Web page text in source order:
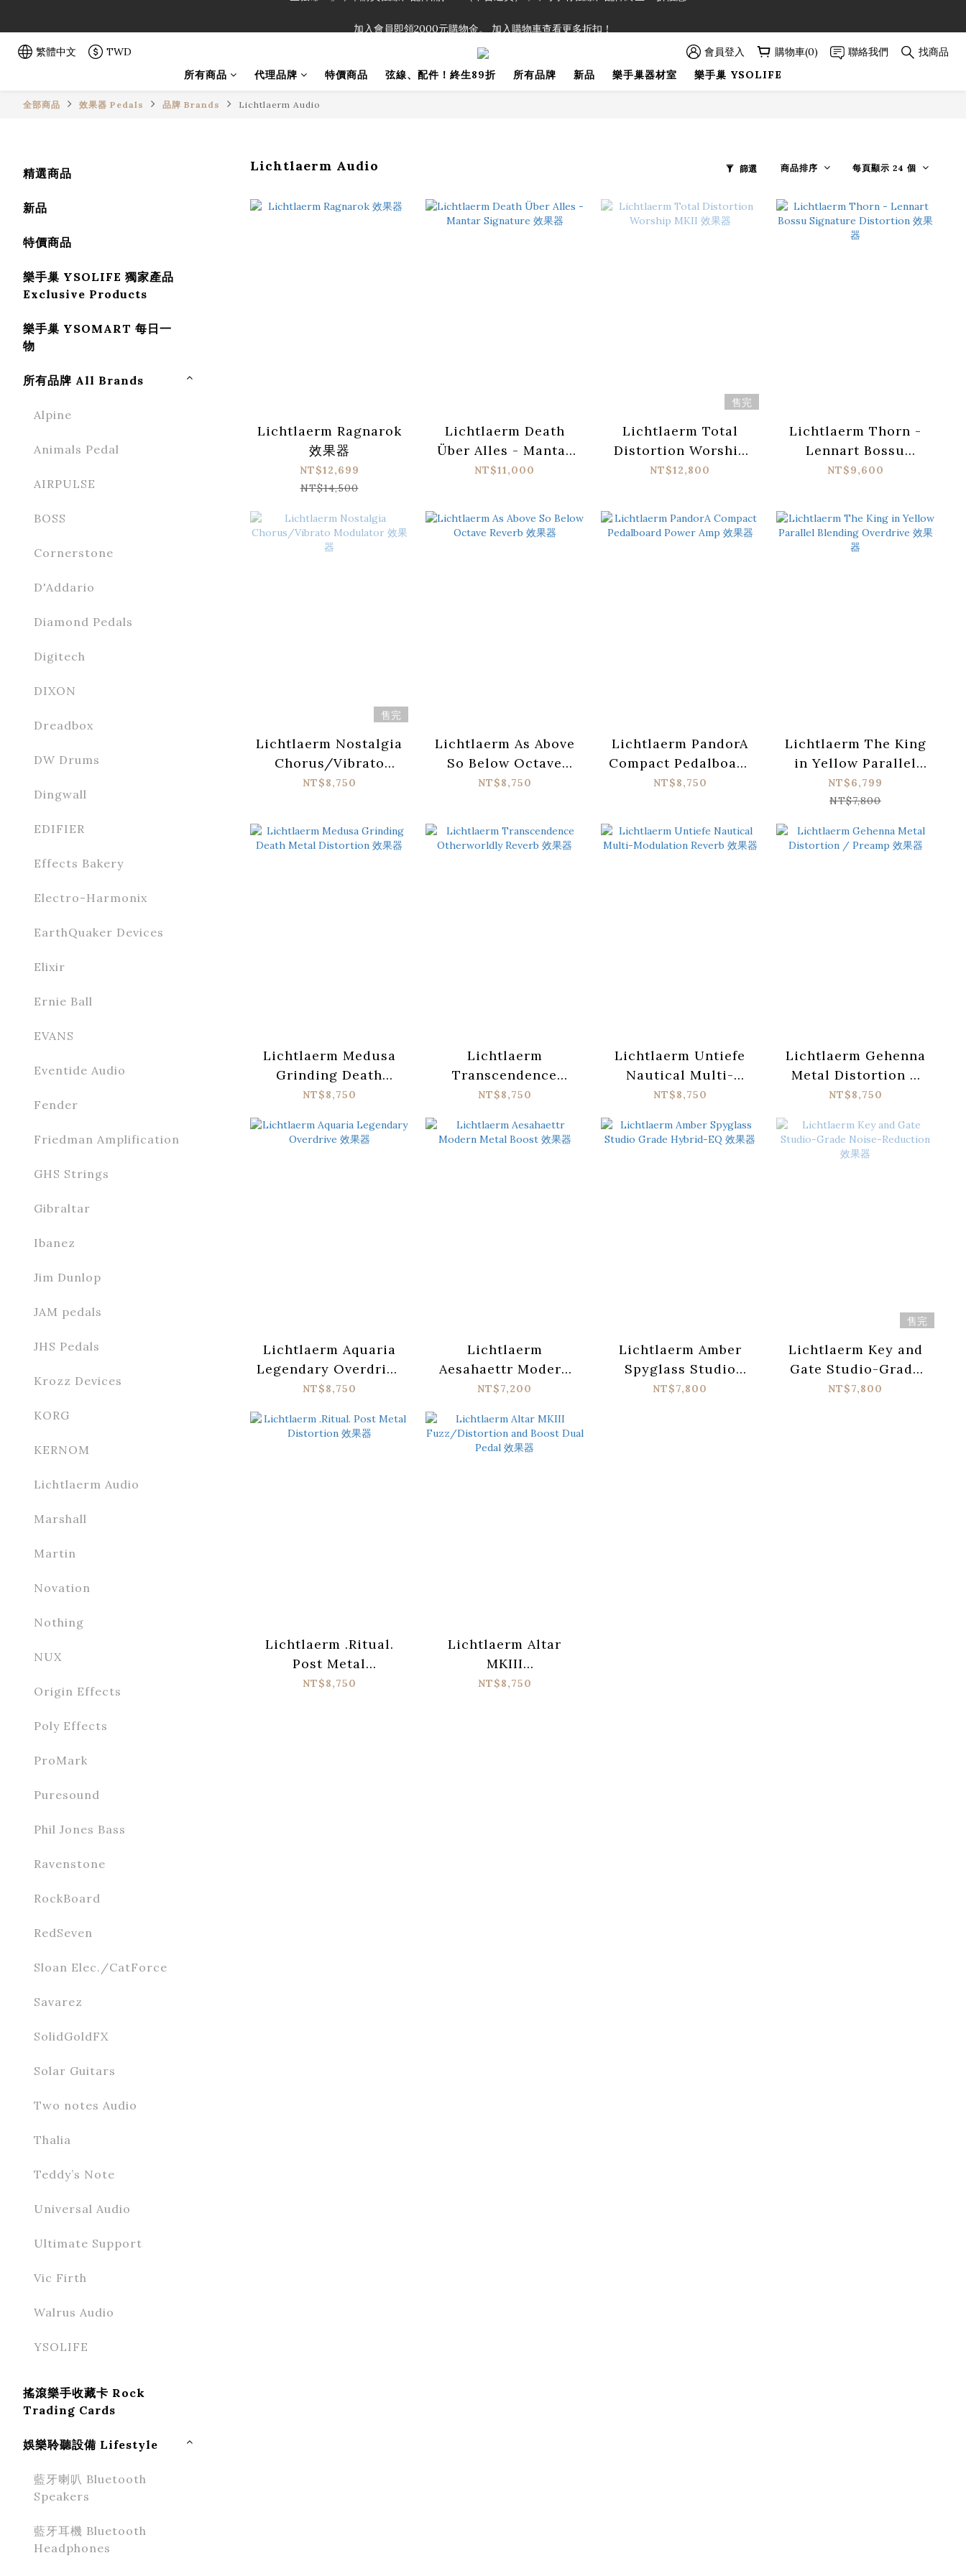
「一生弦命！」單筆購買弦線、配件滿$999（不含運費），即可享有弦線、配件終生89折優惠！
繁體中文 TWD 會員登入 購物車(0) 聯絡我們
找商品
所有商品
代理品牌 特價商品 弦線、配件！終生89折 所有品牌 新品 樂手巢器材室 樂手巢 YSOLIFE
全部商品 效果器 Pedals 品牌 Brands Lichtlaerm Audio
精選商品
新品
特價商品
樂手巢 YSOLIFE 獨家產品
Exclusive Products
樂手巢 YSOMART 每日一
物
所有品牌 All Brands
Alpine
Animals Pedal
AIRPULSE
BOSS
Cornerstone
D'Addario
Diamond Pedals
Digitech
DIXON
Dreadbox
DW Drums
Dingwall
EDIFIER
Effects Bakery
Electro-Harmonix
EarthQuaker Devices
Elixir
Ernie Ball
EVANS
Eventide Audio
Fender
Friedman Amplification
GHS Strings
Gibraltar
Ibanez
Jim Dunlop
JAM pedals
JHS Pedals
Krozz Devices
KORG
KERNOM
Lichtlaerm Audio
Marshall
Martin
Novation
Nothing
NUX
Origin Effects
Poly Effects
ProMark
Puresound
Phil Jones Bass
Ravenstone
RockBoard
RedSeven
Sloan Elec./CatForce
Savarez
SolidGoldFX
Solar Guitars
Two notes Audio
Thalia
Teddy’s Note
Universal Audio
Ultimate Support
Vic Firth
Walrus Audio
YSOLIFE
搖滾樂手收藏卡 Rock
Trading Cards
娛樂聆聽設備 Lifestyle
藍牙喇叭 Bluetooth
Speakers
藍牙耳機 Bluetooth
Headphones
Lichtlaerm Audio 篩選 商品排序 每頁顯示 24 個
Lichtlaerm Ragnarok
效果器
NT$12,699
NT$14,500
Lichtlaerm Death
Über Alles - Mantar
Signature 效果器
NT$11,000
售完
Lichtlaerm Total
Distortion Worship
MKII 效果器
NT$12,800
Lichtlaerm Thorn -
Lennart Bossu
Signature Distortion
NT$9,600
售完
Lichtlaerm Nostalgia
Chorus/Vibrato
Modulator 效果器
NT$8,750
Lichtlaerm As Above
So Below Octave
Reverb 效果器
NT$8,750
Lichtlaerm PandorA
Compact Pedalboard
Power Amp 效果器
NT$8,750
Lichtlaerm The King
in Yellow Parallel
Blending Overdrive
效果器
NT$6,799
NT$7,800
Lichtlaerm Medusa
Grinding Death
Metal Distortion 效果
NT$8,750
Lichtlaerm
Transcendence
Otherworldly Reverb
NT$8,750
Lichtlaerm Untiefe
Nautical Multi-
Modulation Reverb
NT$8,750
Lichtlaerm Gehenna
Metal Distortion /
Preamp 效果器
NT$8,750
Lichtlaerm Aquaria
Legendary Overdrive
效果器
NT$8,750
Lichtlaerm
Aesahaettr Modern
Metal Boost 效果器
NT$7,200
Lichtlaerm Amber
Spyglass Studio
Grade Hybrid-EQ 效
NT$7,800
售完
Lichtlaerm Key and
Gate Studio-Grade
Noise-Reduction 效
NT$7,800
Lichtlaerm .Ritual.
Post Metal
Distortion 效果器
NT$8,750
Lichtlaerm Altar
MKIII
Fuzz/Distortion and
NT$8,750